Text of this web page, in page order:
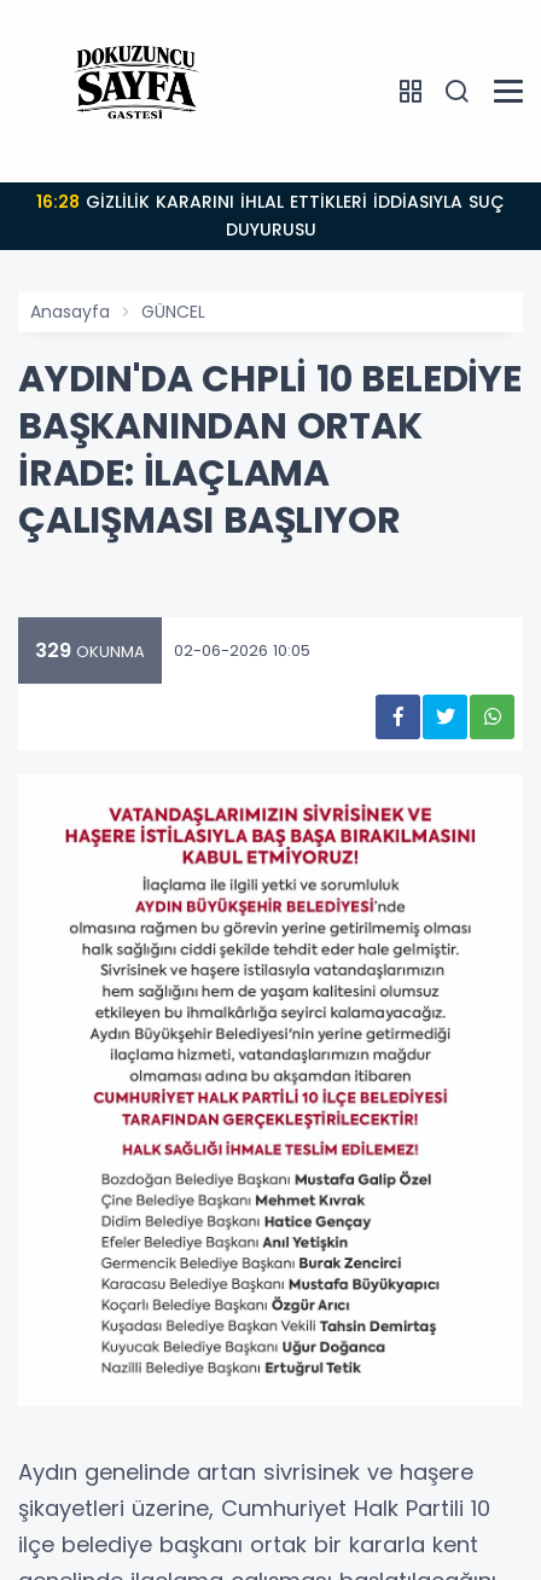
16:28
DUYURUSU
Anasayfa GÜNCEL
AYDIN'DA CHPLİ 10 BELEDİYE
BAŞKANINDAN ORTAK
İRADE: İLAÇLAMA
ÇALIŞMASI BAŞLIYOR
329 OKUNMA 02-06-2026 10:05
Aydın genelinde artan sivrisinek ve haşere
şikayetleri üzerine, Cumhuriyet Halk Partili 10
ilçe belediye başkanı ortak bir kararla kent